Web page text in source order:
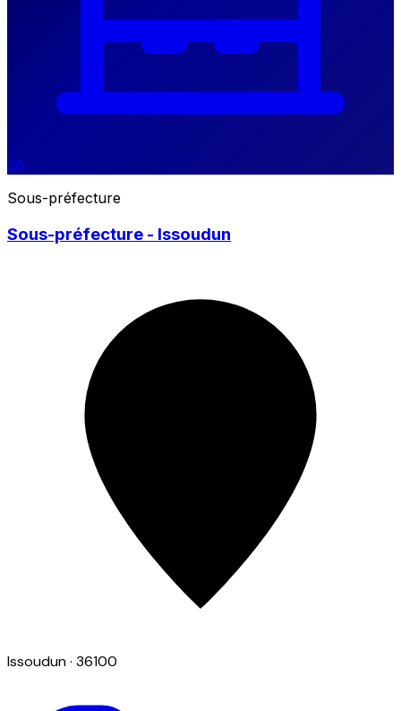
36
Sous-préfecture
Sous-préfecture - Issoudun
Issoudun· 36100